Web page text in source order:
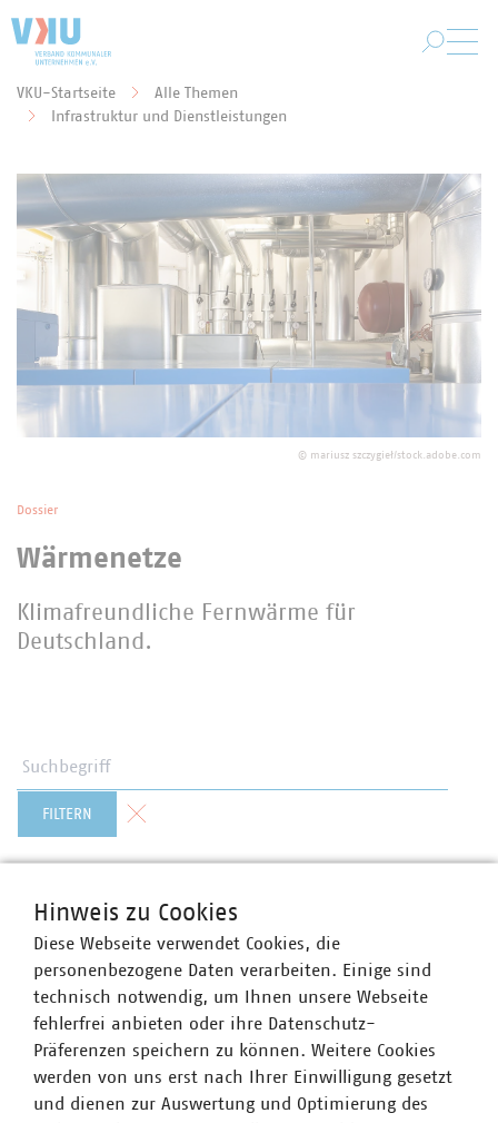
Sie befinden sich hier:
VKU-Startseite
Alle Themen
Infrastruktur und Dienstleistungen
© mariusz szczygieł/stock.adobe.com
Dossier
Wärmenetze
Klimafreundliche Fernwärme für
Deutschland.
Suchbegriff
FILTERN Formular zurücksetzen
zurück
1 2 3 4
Hinweis zu Cookies
Diese Webseite verwendet Cookies, die
personenbezogene Daten verarbeiten. Einige sind
technisch notwendig, um Ihnen unsere Webseite
fehlerfrei anbieten oder ihre Datenschutz-
Präferenzen speichern zu können. Weitere Cookies
werden von uns erst nach Ihrer Einwilligung gesetzt
und dienen zur Auswertung und Optimierung des